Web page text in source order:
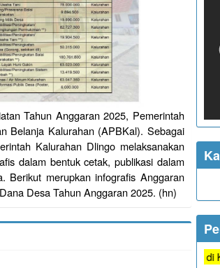
Tahun Anggaran 2025, Pemerintah
Belanja Kalurahan (APBKal). Sebagai
Kalurahan Dlingo melaksanakan
dalam bentuk cetak, publikasi dalam
Berikut merupkan infografis Anggaran
Desa Tahun Anggaran 2025. (hn)
Semua jenis pelayanan di